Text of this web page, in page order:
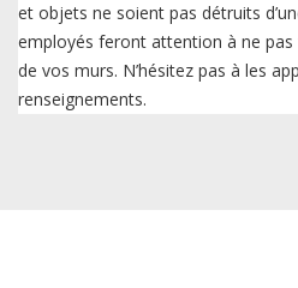
et objets ne soient pas détruits
employés feront attention à ne pas
de vos murs. N’hésitez pas à les
renseignements.